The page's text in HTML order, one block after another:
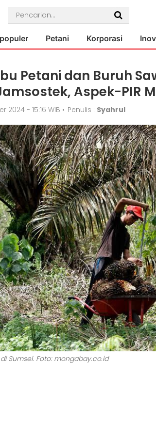
Petani Korporasi
Petani dan Buruh
Aspek-PIR
2024 - 15:16 WIB • Penulis : Syahrul
Sumsel. Foto: mongabay.co.id